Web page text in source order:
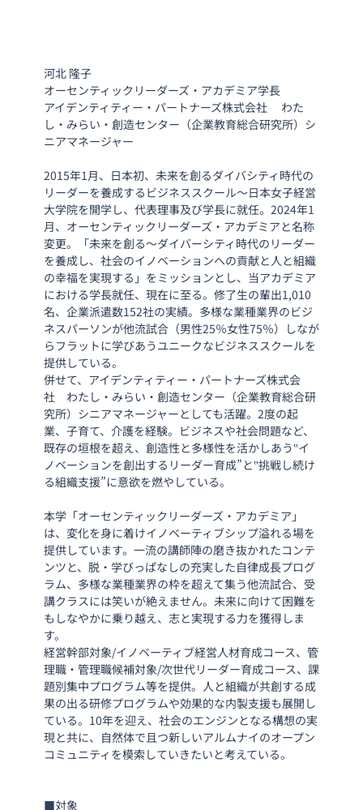
河北 隆子
オーセンティックリーダーズ・アカデミア学長
アイデンティティー・パートナーズ株式会社 　わた
し・みらい・創造センター（企業教育総合研究所）シ
ニアマネージャー
2015年1月、日本初、未来を創るダイバシティ時代の
リーダーを養成するビジネススクール～日本女子経営
大学院を開学し、代表理事及び学長に就任。2024年1
月、オーセンティックリーダーズ・アカデミアと名称
変更。「未来を創る～ダイバーシティ時代のリーダー
を養成し、社会のイノベーションへの貢献と人と組織
の幸福を実現する」をミッションとし、当アカデミア
における学長就任、現在に至る。修了生の輩出1,010
名、企業派遣数152社の実績。多様な業種業界のビジ
ネスパーソンが他流試合（男性25％女性75％）しなが
らフラットに学びあうユニークなビジネススクールを
提供している。
併せて、アイデンティティー・パートナーズ株式会
社　わたし・みらい・創造センター（企業教育総合研
究所）シニアマネージャーとしても活躍。2度の起
業、子育て、介護を経験。ビジネスや社会問題など、
既存の垣根を超え、創造性と多様性を活かしあう‟イ
ノベーションを創出するリーダー育成”と‟挑戦し続け
る組織支援”に意欲を燃やしている。
本学「オーセンティックリーダーズ・アカデミア」
は、変化を身に着けイノベーティブシップ溢れる場を
提供しています。一流の講師陣の磨き抜かれたコンテ
ンツと、脱・学びっぱなしの充実した自律成長プログ
ラム、多様な業種業界の枠を超えて集う他流試合、受
講クラスには笑いが絶えません。未来に向けて困難を
もしなやかに乗り越え、志と実現する力を獲得しま
す。
経営幹部対象/イノベーティブ経営人材育成コース、管
理職・管理職候補対象/次世代リーダー育成コース、課
題別集中プログラム等を提供。人と組織が共創する成
果の出る研修プログラムや効果的な内製支援も展開し
ている。10年を迎え、社会のエンジンとなる構想の実
現と共に、自然体で且つ新しいアルムナイのオープン
コミュニティを模索していきたいと考えている。
■対象